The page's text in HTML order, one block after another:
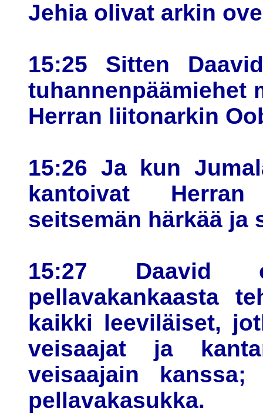
Jehia olivat arkin
15:25 Sitten
tuhannenpäämiehet
Herran liitonarkin
15:26 Ja kun
kantoivat
seitsemän härkää ja
15:27 Daavid
pellavakankaasta
kaikki leeviläiset,
veisaajat ja
veisaajain
pellavakasukka.